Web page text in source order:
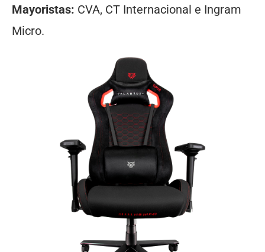
Mayoristas: CVA, CT Internacional e Ingram
Micro.